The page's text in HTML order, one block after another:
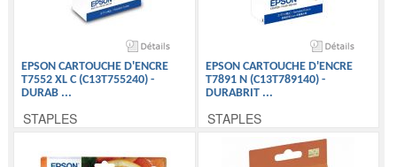
EPSON CARTOUCHE D'ENCRE
T7552 XL C (C13T755240) -
DURAB ...
STAPLES
EPSON CARTOUCHE D'ENCRE
T7891 N (C13T789140) -
DURABRIT ...
STAPLES